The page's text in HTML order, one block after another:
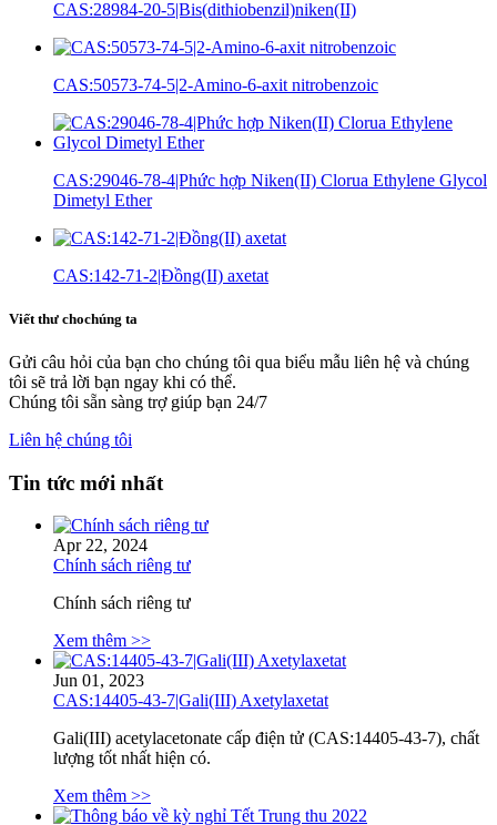
CAS:28984-20-5|Bis(dithiobenzil)niken(II)
CAS:50573-74-5|2-Amino-6-axit nitrobenzoic
CAS:29046-78-4|Phức hợp Niken(II) Clorua Ethylene Glycol
Dimetyl Ether
CAS:142-71-2|Đồng(II) axetat
Viết thư chochúng ta
Gửi câu hỏi của bạn cho chúng tôi qua biểu mẫu liên hệ và chúng
tôi sẽ trả lời bạn ngay khi có thể.
Chúng tôi sẵn sàng trợ giúp bạn 24/7
Liên hệ chúng tôi
Tin tức mới nhất
Apr 22, 2024
Chính sách riêng tư
Chính sách riêng tư
Xem thêm >>
Jun 01, 2023
CAS:14405-43-7|Gali(III) Axetylaxetat
Gali(III) acetylacetonate cấp điện tử (CAS:14405-43-7), chất
lượng tốt nhất hiện có.
Xem thêm >>